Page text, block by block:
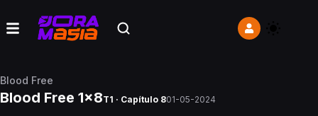
Blood Free
Blood Free 1x8T1 · Capítulo 801-05-2024